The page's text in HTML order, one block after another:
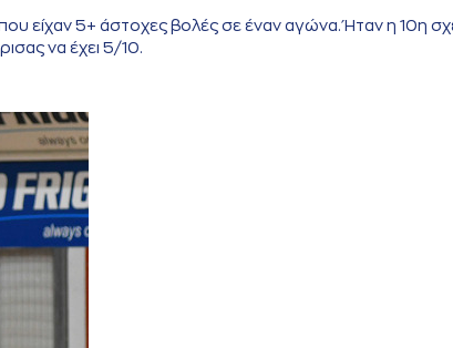
είχαν 5+ άστοχες βολές σε έναν αγώνα. Ήταν η 10η
να έχει 5/10.